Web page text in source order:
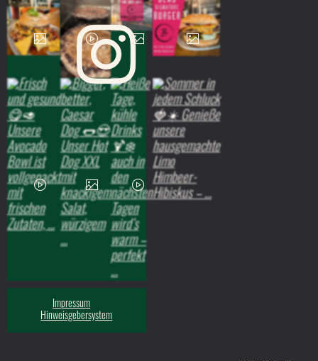
Impressum
Hinweisgebersystem